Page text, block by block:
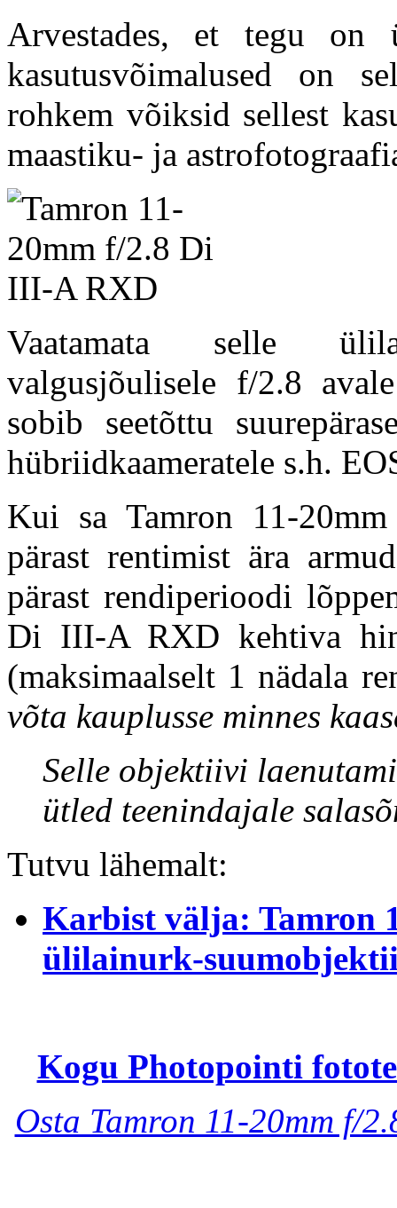
Arvestades, et tegu on
kasutusvõimalused on
rohkem võiksid sellest
maastiku- ja
Vaatamata selle
valgusjõulisele f/2.8
sobib seetõttu
hübriidkaameratele s.h.
Kui sa Tamron 11-
pärast rentimist ära
pärast rendiperioodi
Di III-A RXD kehtiva
(maksimaalselt 1 nädala
võta kauplusse minnes
Selle objektiivi
ütled teenindajale
Tutvu lähemalt:
Karbist välja: Tamron
ülilainurk-
Kogu Photopointi
Osta Tamron 11-20mm f/